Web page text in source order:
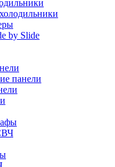
by Slide
панели